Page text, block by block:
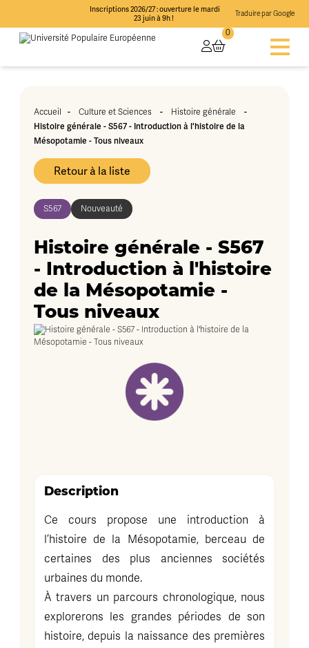
Inscriptions 2026/27 : ouverture le mardi
23 juin à 9h !
Traduire par Google
0
Accueil - Culture et Sciences - Histoire générale
-
Histoire générale - S567 - Introduction à l'histoire de la
Mésopotamie - Tous niveaux
Retour à la liste
S567 Nouveauté
Histoire générale - S567
- Introduction à l'histoire
de la Mésopotamie -
Tous niveaux
Description
Ce cours propose une introduction à
l’histoire de la Mésopotamie, berceau de
certaines des plus anciennes sociétés
urbaines du monde.
À travers un parcours chronologique, nous
explorerons les grandes périodes de son
histoire, depuis la naissance des premières